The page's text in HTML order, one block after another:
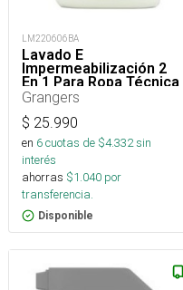
LM220606BA
Lavado E
Impermeabilización 2
En 1 Para Ropa Técnica
Grangers
$ 25.990
en 6cuotas de $4.332sin
interés
ahorras $1.040 por
transferencia.
Disponible